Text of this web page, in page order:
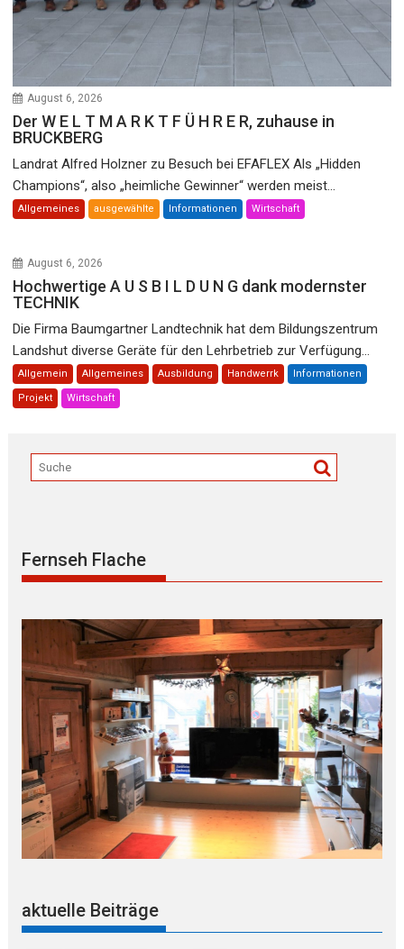
August 6, 2026
Der W E L T M A R K T F Ü H R E R, zuhause in
BRUCKBERG
Landrat Alfred Holzner zu Besuch bei EFAFLEX Als „Hidden
Champions“, also „heimliche Gewinner“ werden meist...
Allgemeines ausgewählte Informationen Wirtschaft
August 6, 2026
Hochwertige A U S B I L D U N G dank modernster
TECHNIK
Die Firma Baumgartner Landtechnik hat dem Bildungszentrum
Landshut diverse Geräte für den Lehrbetrieb zur Verfügung...
Allgemein Allgemeines Ausbildung Handwerrk Informationen
Projekt Wirtschaft
Fernseh Flache
aktuelle Beiträge